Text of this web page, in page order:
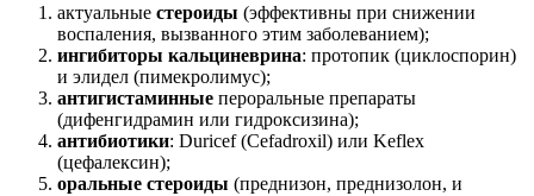
актуальные стероиды (эффективны при снижении
воспаления, вызванного этим заболеванием);
ингибиторы кальциневрина: протопик (циклоспорин)
и элидел (пимекролимус);
антигистаминные пероральные препараты
(дифенгидрамин или гидроксизина);
антибиотики: Duricef (Cefadroxil) или Keflex
(цефалексин);
оральные стероиды (преднизон, преднизолон, и